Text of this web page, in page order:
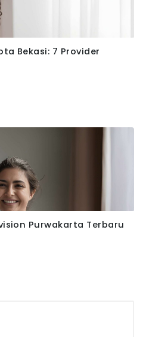
Bekasi: 7 Provider
Purwakarta Terbaru